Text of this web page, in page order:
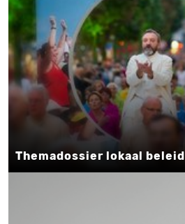
Themadossier lokaal beleid